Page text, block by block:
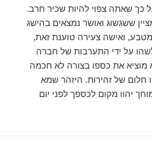
כך שאתה צפוי להיות שכיר חרב.
ששגשוג ואושר נמצאים בהישג
ואישה צעירה טוענת זאת,
על ידי התערבות של חברה
מוציא את כספו בצורה לא חכמה
חלום של זהירות. היזהר שמא
יהוו מקום לכספך לפני יום